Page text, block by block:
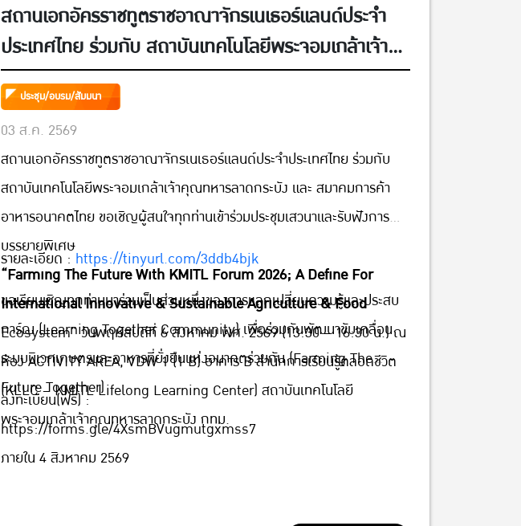
สถานเอกอัครราชทูตราชอาณาจักรเนเธอร์แลนด์ประจำ
ประเทศไทย ร่วมกับ สถาบันเทคโนโลยีพระจอมเกล้าเจ้า
คุณทหารลาดกระบัง และ สมาคมการค้าอาหารอนาคตไทย
ขอเชิญผู้สนใจทุกท่านเข้าร่วมประชุมเสวนาและรับฟังการ
บรรยายพิเศษ”Farming The Future With KMITL
Forum 2026; A Define For International
Innovative & Sustainable Agriculture &
FoodEcosystem” วันพฤหัสบดีที่ 6 สิงหาคม พศ.
2569 (13:30 – 16:30 น.) ณ ห้อง ACTIVITY AREA,
VDW 1 (1 B) อาคาร B สำนักการเรียนรู้ตลอดชีวิต
(KLLC – KMITL Lifelong Learning Center) สถาบัน
เทคโนโลยีพระจอมเกล้าเจ้าคุณทหารลาดกระบัง กทม.
ประชุม/อบรม/สัมมนา
03 ส.ค. 2569
สถานเอกอัครราชทูตราชอาณาจักรเนเธอร์แลนด์ประจำประเทศไทย ร่วมกับ
สถาบันเทคโนโลยีพระจอมเกล้าเจ้าคุณทหารลาดกระบัง และ สมาคมการค้า
อาหารอนาคตไทย ขอเชิญผู้สนใจทุกท่านเข้าร่วมประชุมเสวนาและรับฟังการ
บรรยายพิเศษ
“Farming The Future With KMITL Forum 2026; A Define For
International Innovative & Sustainable Agriculture & Food
Ecosystem” วันพฤหัสบดีที่ 6 สิงหาคม พศ. 2569 (13:30 – 16:30 น.) ณ
ห้อง ACTIVITY AREA, VDW 1 (1 B) อาคาร B สำนักการเรียนรู้ตลอดชีวิต
(KLLC – KMITL Lifelong Learning Center) สถาบันเทคโนโลยี
พระจอมเกล้าเจ้าคุณทหารลาดกระบัง กทม.
รายละเอียด : https://tinyurl.com/3ddb4bjk
ขอเรียนเชิญทุกท่านมาร่วมเป็นส่วนหนึ่งของการแลกเปลี่ยนความรู้และประสบ
การ์ณ (Learning Together Community) เพื่อร่วมกันพัฒนาขับเคลื่อน
ระบบนิเวศเกษตรและอาหารที่ยั่งยืนแห่งอนาคตร่วมกัน (Farming The
Future Together)
ลงทะเบียน(ฟรี) :
https://forms.gle/4XsmBVugmutgxmss7
ภายใน 4 สิงหาคม 2569